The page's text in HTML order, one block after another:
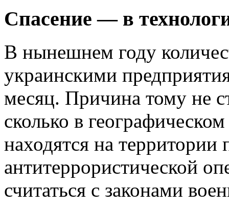
Спасение — в
В нынешнем году
украинскими
месяц. Причина тому не
сколько в
находятся на территории
антитеррористической
считаться с законами